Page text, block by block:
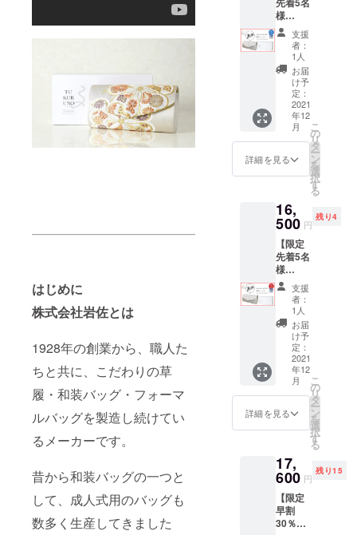
はじめに
株式会社岩佐とは
1928年の創業から、職人た
ちと共に、こだわりの草
履・和装バッグ・フォーマ
ルバッグを製造し続けてい
るメーカーです。
昔から和装バッグの一つと
して、成人式用のバッグも
数多く生産してきました
組んでいま
す！
える500
円クー
ポンを
お送り
させて
いただ
きま
す。
様
30％OF
F 4,400
円引き
→さら
に特割
1,000円
引き】
✓ Bタ
イプ／
Small／
お家に
ある布
バッグ
にリメ
イク ----
-----------
-----------
-----------
-----------
-----------
- 【！布
幅約
27cm以
上を弊
社まで
お送り
くださ
い！】
弊社で
と
TUKUR
キット
をお送
りいた
支援
者：
1人
お届
け予
定：
2021
年12
月
詳細を見る
こ
の
リ
タ
ー
ン
を
選
択
す
る
16,
500 円
残り4
【限定
先着5名
様
30％OF
F 4,400
円引き
→さら
に特割
1,000円
き】】
✓ Aタ
イプ／
Large／
お家に
素敵な
バッグ
にリメ
イク ----
-----------
-----------
支援
者：
1人
お届
け予
定：
2021
年12
月
詳細を見る
こ
の
リ
タ
ー
ン
を
選
択
す
る
17,
600 円
残り15
【限定
早割
30％OF